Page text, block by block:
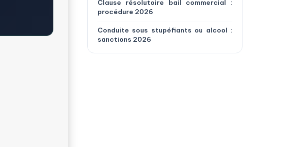
Clause résolutoire bail commercial :
procédure 2026
Conduite sous stupéfiants ou alcool :
sanctions 2026